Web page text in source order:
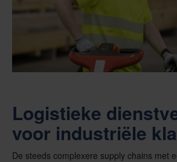
Logistieke
voor industriële
De steeds complexere supply chains met